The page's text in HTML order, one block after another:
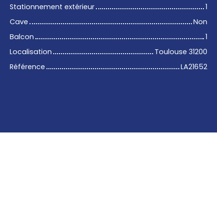
Stationnement extérieur
1
Cave
Non
Balcon
1
Localisation
Toulouse 31200
Référence
LA21652